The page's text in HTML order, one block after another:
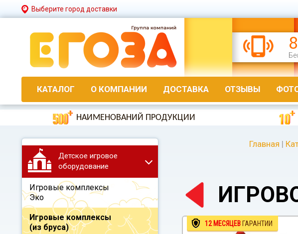
Выберите город доставки
КАТАЛОГ О КОМПАНИИ ДОСТАВКА ОТЗЫВЫ
НАИМЕНОВАНИЙ ПРОДУКЦИИ
Детское игровое
оборудование
Игровые комплексы
Эко
Игровые комплексы
(из бруса)
Главная |
12 МЕСЯЦЕВ ГАРАНТИИ